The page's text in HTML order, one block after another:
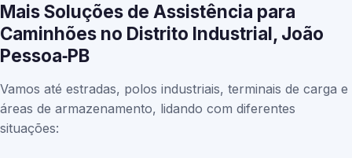
Mais Soluções de Assistência para
Caminhões no Distrito Industrial, João
Pessoa‑PB
Vamos até estradas, polos industriais, terminais de carga e
áreas de armazenamento, lidando com diferentes
situações: